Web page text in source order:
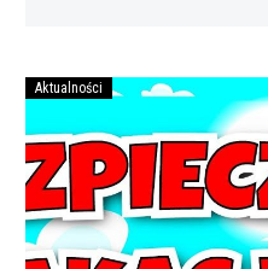
Aktualności